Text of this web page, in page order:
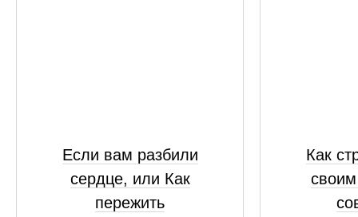
Если вам разбили
сердце, или Как
пережить
Как